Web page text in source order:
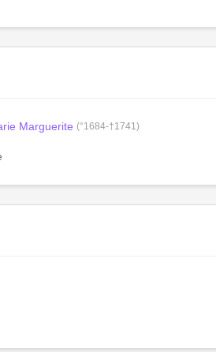
Marguerite (°1684-†1741)